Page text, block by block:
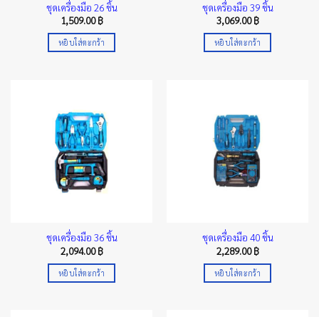
ชุดเครื่องมือ 26 ชิ้น
1,509.00฿
หยิบใส่ตะกร้า
ชุดเครื่องมือ 39 ชิ้น
3,069.00฿
หยิบใส่ตะกร้า
ชุดเครื่องมือ 36 ชิ้น
2,094.00฿
หยิบใส่ตะกร้า
ชุดเครื่องมือ 40 ชิ้น
2,289.00฿
หยิบใส่ตะกร้า